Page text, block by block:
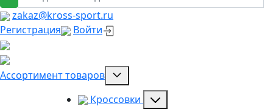
zakaz@kross-sport.ru
Регистрация
Войти
Ассортимент товаров
Кроссовки